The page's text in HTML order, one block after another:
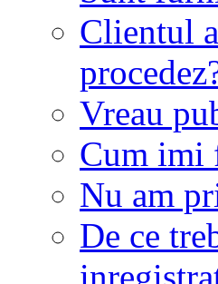
Clientul
Vreau
Cum imi
Nu am
De ce